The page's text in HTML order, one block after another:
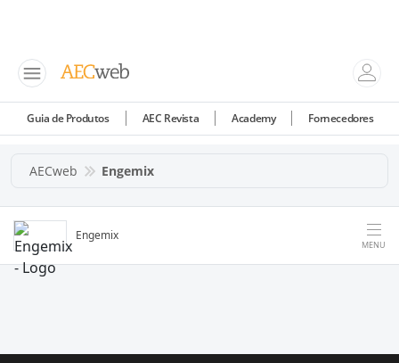
Guia de Produtos AEC Revista Academy Fornecedores
AECweb Engemix
Engemix
MENU